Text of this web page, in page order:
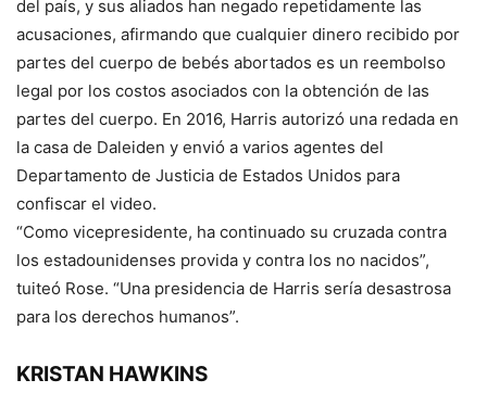
del país, y sus aliados han negado repetidamente las
acusaciones, afirmando que cualquier dinero recibido por
partes del cuerpo de bebés abortados es un reembolso
legal por los costos asociados con la obtención de las
partes del cuerpo. En 2016, Harris autorizó una redada en
la casa de Daleiden y envió a varios agentes del
Departamento de Justicia de Estados Unidos para
confiscar el video.
“Como vicepresidente, ha continuado su cruzada contra
los estadounidenses provida y contra los no nacidos”,
tuiteó Rose. “Una presidencia de Harris sería desastrosa
para los derechos humanos”.
KRISTAN HAWKINS